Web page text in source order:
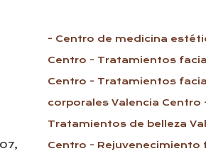
- Centro de medicina
Centro - Tratamientos
Centro - Tratamientos
corporales Valencia Centro
Tratamientos de belleza
Centro - Rejuvenecimiento